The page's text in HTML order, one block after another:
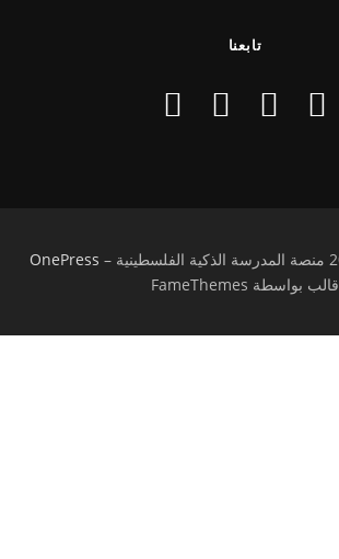
تابعنا
–
OnePress
قالب بواسطة FameThemes